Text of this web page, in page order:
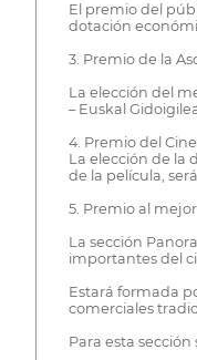
El premio del
dotación
3. Premio de la
La elección del
– Euskal
4. Premio del
La elección de la
de la película,
5. Premio al
La sección
importantes del
Estará formada
comerciales
Para esta sección